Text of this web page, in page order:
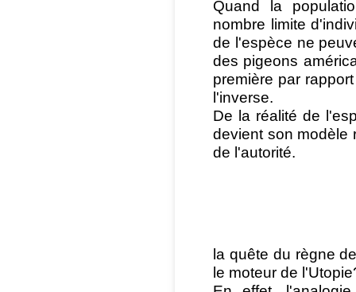
Quand la
nombre limite
de l'espèce ne
des pigeons
première par
l'inverse.
De la réalité de
devient son modèle
de l'autorité.
la quête du règne
le moteur de